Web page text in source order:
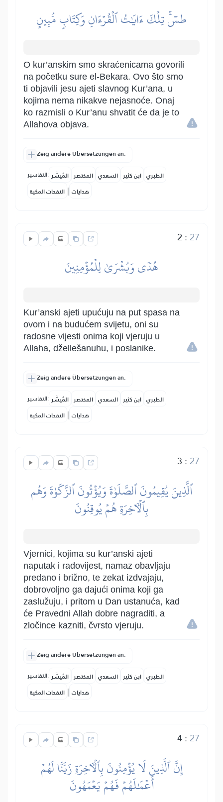
طسٓۚ تِلۡكَ ءَايَٰتُ ٱلۡقُرۡءَانِ وَكِتَابٖ مُّبِينٍ
O kur’anskim smo skraćenicama govorili
na početku sure el-Bekara. Ovo što smo
ti objavili jesu ajeti slavnog Kur’ana, u
kojima nema nikakve nejasnoće. Onaj
ko razmisli o Kur’anu shvatit će da je to
Allahova objava.
Zeig andere Übersetzungen an.
التفاسير: المُيسَّر المختصر السعدي ابن كثير الطبري
النفحات المكية | هدايات
2 : 27
هُدٗى وَبُشۡرَىٰ لِلۡمُؤۡمِنِينَ
Kur’anski ajeti upućuju na put spasa na
ovom i na budućem svijetu, oni su
radosne vijesti onima koji vjeruju u
Allaha, džellešanuhu, i poslanike.
Zeig andere Übersetzungen an.
التفاسير: المُيسَّر المختصر السعدي ابن كثير الطبري
النفحات المكية | هدايات
3 : 27
ٱلَّذِينَ يُقِيمُونَ ٱلصَّلَوٰةَ وَيُؤۡتُونَ ٱلزَّكَوٰةَ وَهُم
بِٱلۡأٓخِرَةِ هُمۡ يُوقِنُونَ
Vjernici, kojima su kur’anski ajeti
naputak i radovijest, namaz obavljaju
predano i brižno, te zekat izdvajaju,
dobrovoljno ga dajući onima koji ga
zaslužuju, i pritom u Dan ustanuća, kad
će Pravedni Allah dobre nagraditi, a
zločince kazniti, čvrsto vjeruju.
Zeig andere Übersetzungen an.
التفاسير: المُيسَّر المختصر السعدي ابن كثير الطبري
النفحات المكية | هدايات
4: 27
إِنَّ ٱلَّذِينَ لَا يُؤۡمِنُونَ بِٱلۡأٓخِرَةِ زَيَّنَّا لَهُمۡ
أَعۡمَٰلَهُمۡ فَهُمۡ يَعۡمَهُونَ